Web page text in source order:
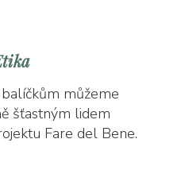
můžeme
šťastným lidem
Fare del Bene.